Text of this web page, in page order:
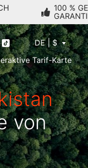
100 %
DE | $
Tarif-Karte
von